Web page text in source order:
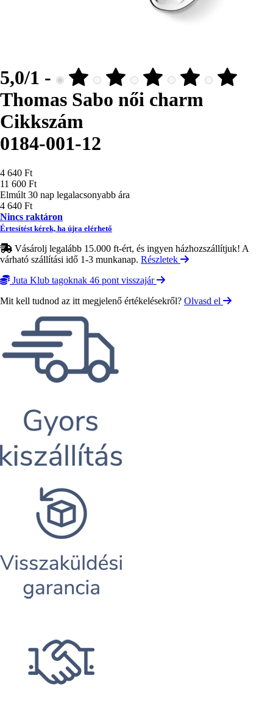
5,0/1 -
Thomas Sabo női charm
Cikkszám
0184-001-12
Ár
4 640 Ft
11 600 Ft
Elmúlt 30 nap legalacsonyabb ára
4 640 Ft
Nincs raktáron
Értesítést kérek, ha újra elérhető
Vásárolj legalább 15.000 ft-ért, és ingyen házhozszállítjuk! A
várható szállítási idő 1-3 munkanap. Részletek
Juta Klub tagoknak 46 pont visszajár
Mit kell tudnod az itt megjelenő értékelésekről? Olvasd el